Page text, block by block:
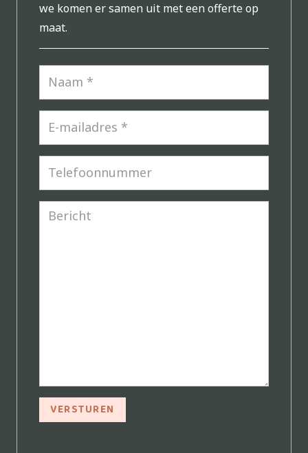
we komen er samen uit met een offerte op
maat.